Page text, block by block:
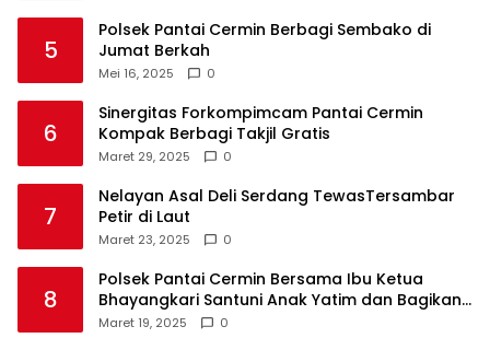
5
Polsek Pantai Cermin Berbagi Sembako di
Jumat Berkah
Mei 16, 2025 0
6
Sinergitas Forkompimcam Pantai Cermin
Kompak Berbagi Takjil Gratis
Maret 29, 2025 0
7
Nelayan Asal Deli Serdang TewasTersambar
Petir di Laut
Maret 23, 2025 0
8
Polsek Pantai Cermin Bersama Ibu Ketua
Bhayangkari Santuni Anak Yatim dan Bagikan
Takjil
Maret 19, 2025 0